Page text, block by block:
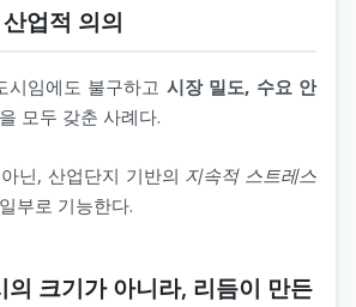
업적 의의
시임에도 불구하고 시장 밀도, 수요 안
을 모두 갖춘 사례다.
닌, 산업단지 기반의 지속적 스트레스
부로 기능한다.
크기가 아니라, 리듬이 만든